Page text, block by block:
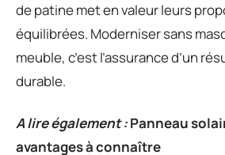
de patine met en valeur leurs
équilibrées. Moderniser sans
meuble, c’est l’assurance d’un
durable.
A lire également :Panneau
avantages à connaître